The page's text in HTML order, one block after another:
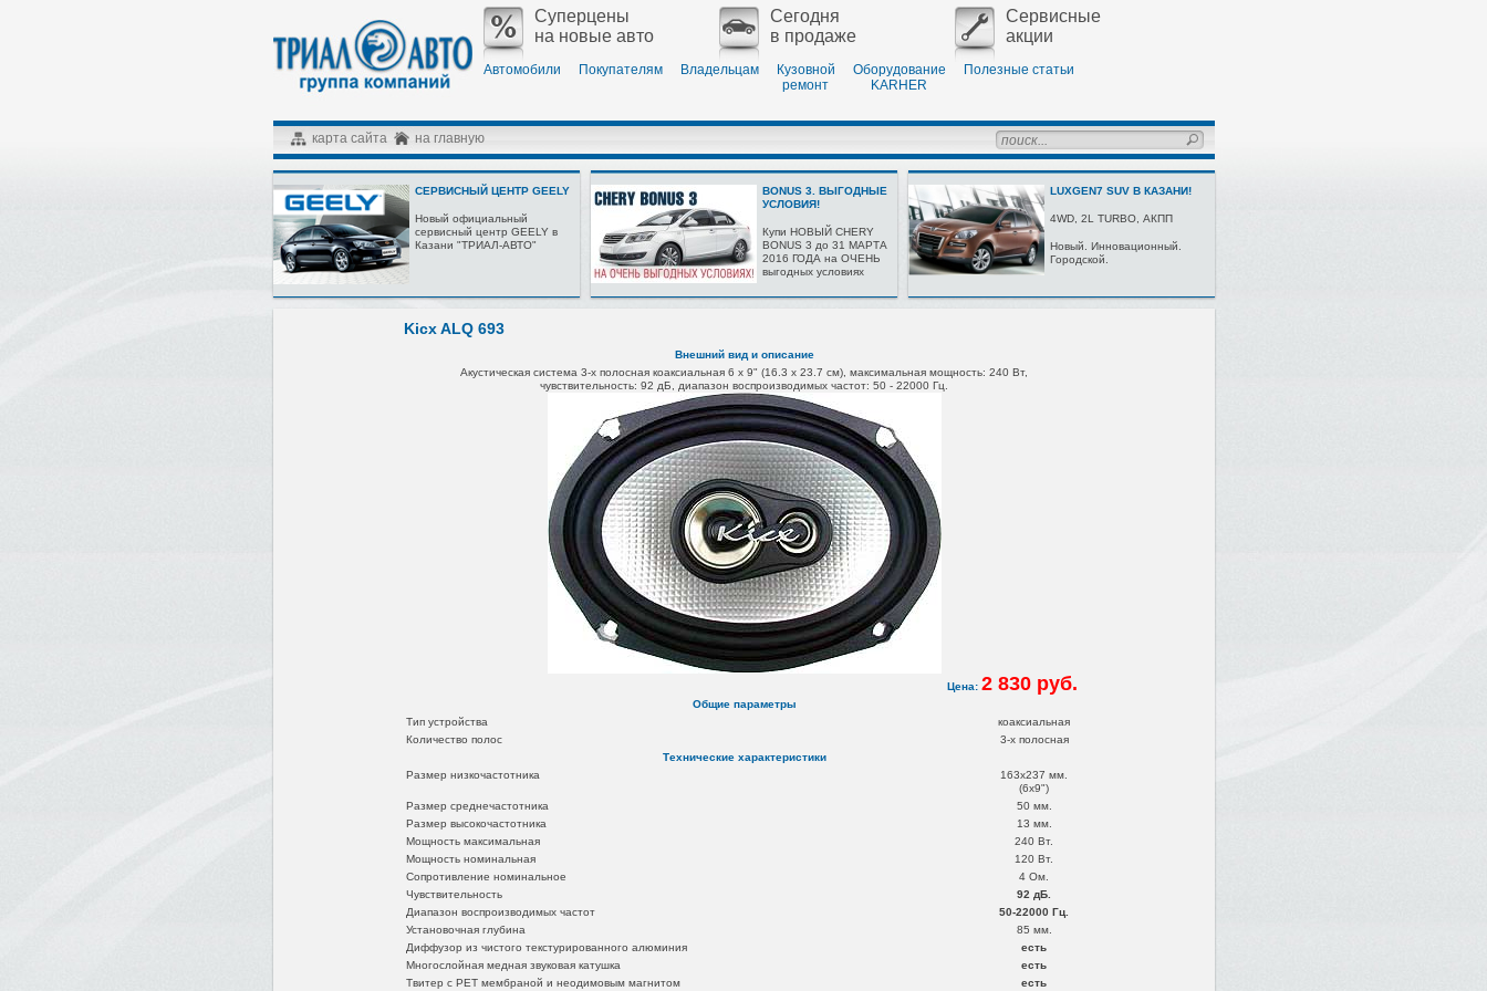
Суперцены
на новые авто
Сегодня
в продаже
Сервисные
акции
Автомобили Покупателям Владельцам
Кузовной
ремонт
Оборудование
KARHER
Полезные статьи
карта сайта на главную
СЕРВИСНЫЙ ЦЕНТР GEELY
Новый официальный
сервисный центр GEELY в
Казани "ТРИАЛ-АВТО"
BONUS 3. ВЫГОДНЫЕ
УСЛОВИЯ!
Купи НОВЫЙ CHERY
BONUS 3 до 31 МАРТА
2016 ГОДА на ОЧЕНЬ
выгодных условиях
LUXGEN7 SUV В КАЗАНИ!
4WD, 2L TURBО, AКПП
Нoвый. Иннoвaциoнный.
Гoрoдскoй.
Kicx ALQ 693
Внешний вид и описание
Акустическая система 3-х полосная коаксиальная 6 x 9" (16.3 x 23.7 см), максимальная мощность: 240 Вт,
чувствительность: 92 дБ,
диапазон воспроизводимых частот: 50 - 22000 Гц.
Цена: 2 830 руб.
Общие параметры
Тип устройства
коаксиальная
Количество полос
3-х полосная
Технические характеристики
Размер низкочастотника
163x237 мм.
(6x9")
Размер среднечастотника
50 мм.
Размер высокочастотника
13 мм.
Мощность максимальная
240 Вт.
Мощность номинальная
120 Вт.
Сопротивление номинальное
4 Ом.
Чувствительность
92 дБ.
Диапазон воспроизводимых частот
50-22000 Гц.
Установочная глубина
85 мм.
Диффузор из чистого текстурированного алюминия
есть
Многослойная медная звуковая катушка
есть
Твитер с PET мембраной и неодимовым магнитом
есть